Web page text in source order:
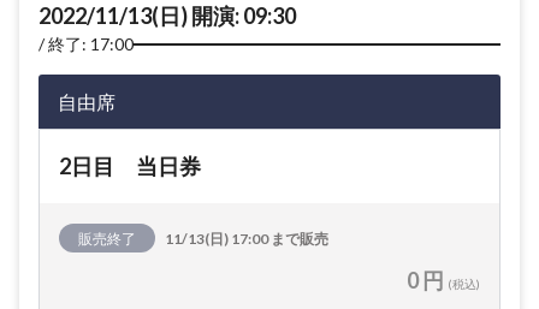
2022/11/13(日) 開演: 09:30
終了: 17:00
自由席
2日目 当日券
販売終了 11/13(日) 17:00 まで販売
0 円 (税込)